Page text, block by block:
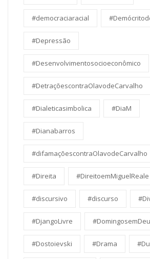
#democraciaracial
#Depressão
#Desenvolvimentosocioeconômico
#DetraçõescontraOlavodeCarvalho
#Dialeticasimbolica #DiaM
#Dianabarros
#difamaçõescontraOlavodeCarvalho
#Direita #DireitoemMiguelReale
#discursivo #discurso
#DjangoLivre
#Dostoievski #Drama